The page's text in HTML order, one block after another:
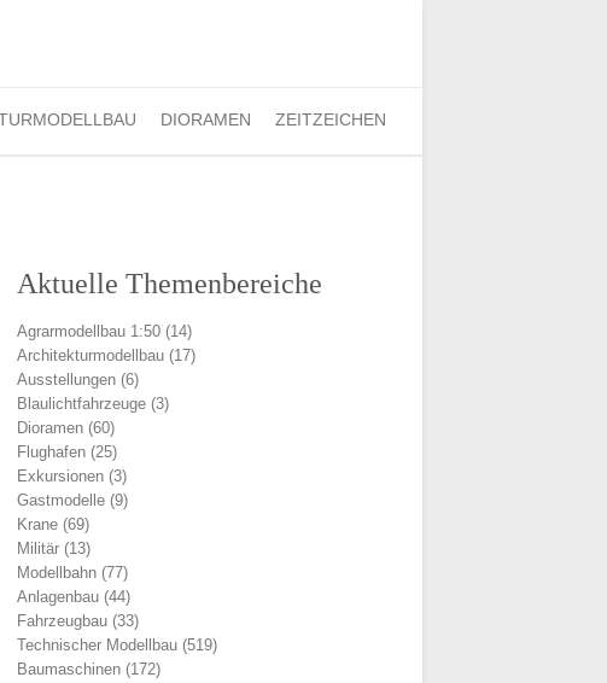
DIORAMEN ZEITZEICHEN
Aktuelle Themenbereiche
Agrarmodellbau 1:50 (14)
Architekturmodellbau (17)
Ausstellungen (6)
Blaulichtfahrzeuge (3)
Dioramen (60)
Flughafen (25)
Exkursionen (3)
Gastmodelle (9)
Krane (69)
Militär (13)
Modellbahn (77)
Anlagenbau (44)
Fahrzeugbau (33)
Technischer Modellbau (519)
Baumaschinen (172)